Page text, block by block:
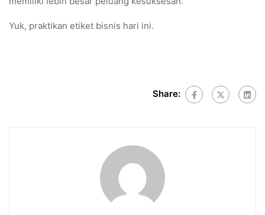
Yuk, praktikan etiket bisnis hari ini.
Share: